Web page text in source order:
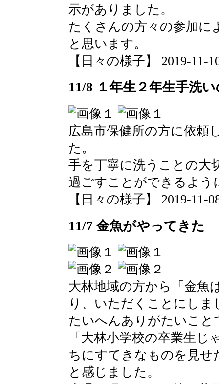
示がありました。
たくさんの方々の参加に
と思います。
【日々の様子】 2019-11-
11/8 １年生２年生手洗
広島市保健所の方に依頼
た。
手を丁寧に洗うことの大
過ごすことができるよう
【日々の様子】 2019-11-
11/7 金魚がやってきた
大林地域の方から「金魚
り、いただくことにしま
たいへんありがたいこと
「大林小学校の卒業生
ちにすてきなものを見
と感じました。